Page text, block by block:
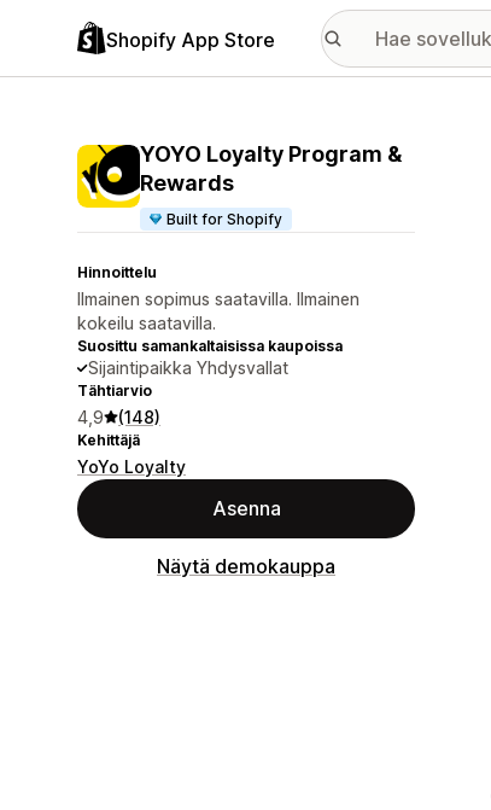
Shopify App Store
YOYO Loyalty Program &
Rewards
Built for Shopify
Hinnoittelu
Ilmainen sopimus saatavilla. Ilmainen
kokeilu saatavilla.
Suosittu samankaltaisissa kaupoissa
Sijaintipaikka Yhdysvallat
Tähtiarvio
4,9 (148)
Kehittäjä
YoYo Loyalty
Asenna
Näytä demokauppa